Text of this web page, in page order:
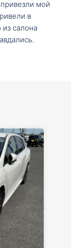
мой
в
салона